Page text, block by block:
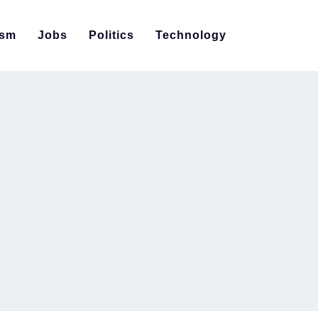
Jobs Politics Technology